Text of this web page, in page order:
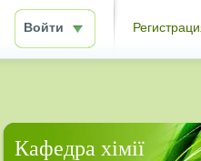
Войти
Кафедра хімії